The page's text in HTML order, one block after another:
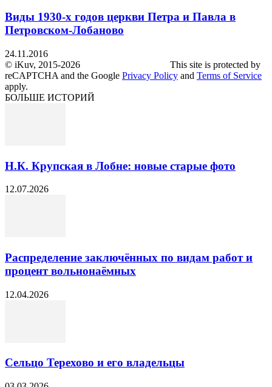
Виды 1930-х годов церкви Петра и Павла в
Петровском-Лобаново
24.11.2016
© iKuv, 2015-2026 This site is protected by
reCAPTCHA and the Google Privacy Policy and Terms of Service
apply.
БОЛЬШЕ ИСТОРИЙ
Н.К. Крупская в Лобне: новые старые фото
12.07.2026
Распределение заключённых по видам работ и
процент вольнонаёмных
12.04.2026
Сельцо Терехово и его владельцы